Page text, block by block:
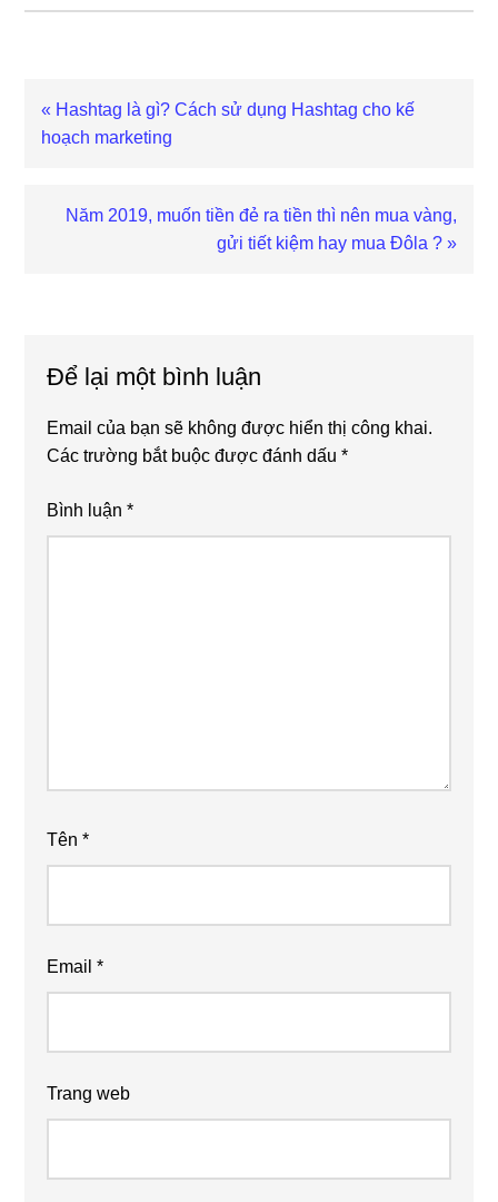
Previous
Post:
« Hashtag là gì? Cách sử dụng Hashtag cho kế
hoạch marketing
Next
Năm 2019, muốn tiền đẻ ra tiền thì nên mua vàng,
gửi tiết kiệm hay mua Đôla ? »
Để lại một bình luận
Email của bạn sẽ không được hiển thị công khai.
Các trường bắt buộc được đánh dấu*
Bình luận*
Tên*
Email*
Trang web